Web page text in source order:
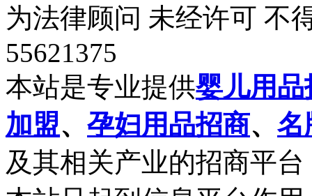
为法律顾问 未经许可 不
55621375
本站是专业提供婴儿用品
加盟、 孕妇用品招商、 名
及其相关产业的招商平台